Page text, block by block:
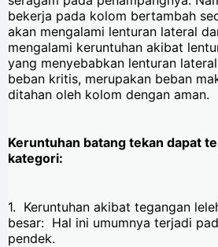
bekerja pada kolom bertambah
akan mengalami lenturan lateral
mengalami keruntuhan akibat
yang menyebabkan lenturan
beban kritis, merupakan beban
ditahan oleh kolom dengan aman.
Keruntuhan batang tekan dapat
kategori:
1. Keruntuhan akibat tegangan
besar: Hal ini umumnya terjadi
pendek.